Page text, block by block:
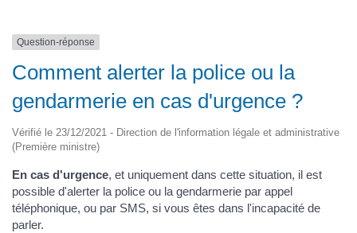
Question-réponse
Comment alerter la police ou la
gendarmerie en cas d'urgence ?
Vérifié le 23/12/2021 - Direction de l'information légale et administrative
(Première ministre)
En cas d'urgence, et uniquement dans cette situation, il est
possible d'alerter la police ou la gendarmerie par appel
téléphonique, ou par SMS, si vous êtes dans l'incapacité de
parler.